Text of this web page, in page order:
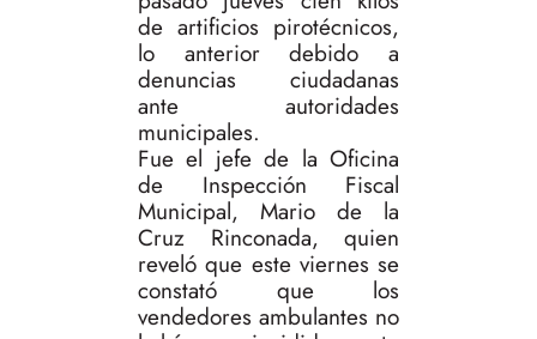
de artificios pirotécnicos,
lo anterior debido a
denuncias ciudadanas
ante autoridades
municipales.
Fue el jefe de la Oficina
de Inspección Fiscal
Municipal, Mario de la
Cruz Rinconada, quien
reveló que este viernes se
constató que los
vendedores ambulantes no